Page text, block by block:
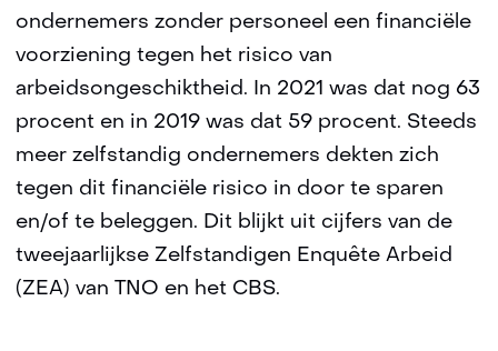
ondernemers zonder personeel een financiële
voorziening tegen het risico van
arbeidsongeschiktheid. In 2021 was dat nog 63
procent en in 2019 was dat 59 procent. Steeds
meer zelfstandig ondernemers dekten zich
tegen dit financiële risico in door te sparen
en/of te beleggen. Dit blijkt uit cijfers van de
tweejaarlijkse Zelfstandigen Enquête Arbeid
(ZEA) van TNO en het CBS.